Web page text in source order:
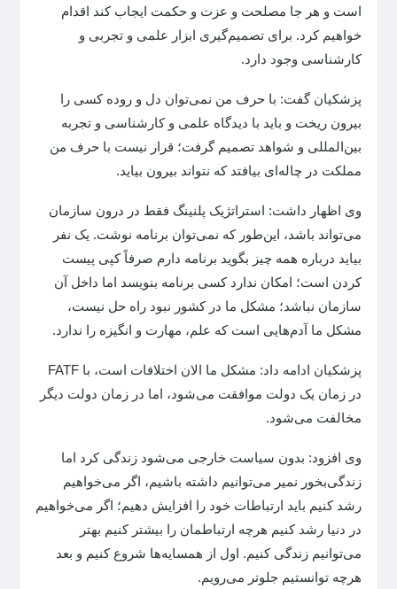
است و هر جا مصلحت و عزت و حکمت ایجاب کند اقدام
خواهیم کرد. برای تصمیم‌گیری ابزار علمی و تجربی و
کارشناسی وجود دارد.
پزشکیان گفت: با حرف من نمی‌توان دل و روده کسی را
بیرون ریخت و باید با دیدگاه علمی و کارشناسی و تجربه
بین‌المللی و شواهد تصمیم گرفت؛ قرار نیست با حرف من
مملکت در چاله‌ای بیافتد که نتواند بیرون بیاید.
وی اظهار داشت: استراتژیک پلنینگ فقط در درون سازمان
می‌تواند باشد، این‌طور که نمی‌توان برنامه نوشت. یک نفر
بیاید درباره همه چیز بگوید برنامه دارم صرفاً کپی پیست
کردن است؛ امکان ندارد کسی برنامه بنویسد اما داخل آن
سازمان نباشد؛ مشکل ما در کشور نبود راه حل نیست،
مشکل ما آدم‌هایی است که علم، مهارت و انگیزه را ندارد.
پزشکیان ادامه داد: مشکل ما الان اختلافات است، با FATF
در زمان یک دولت موافقت می‌شود، اما در زمان دولت دیگر
مخالفت می‌شود.
وی افزود: بدون سیاست خارجی می‌شود زندگی کرد اما
زندگی‌بخور نمیر می‌توانیم داشته باشیم، اگر می‌خواهیم
رشد کنیم باید ارتباطات خود را افزایش دهیم؛ اگر می‌خواهیم
در دنیا رشد کنیم هرچه ارتباطمان را بیشتر کنیم بهتر
می‌توانیم زندگی کنیم. اول از همسایه‌ها شروع کنیم و بعد
هرچه توانستیم جلوتر می‌رویم.